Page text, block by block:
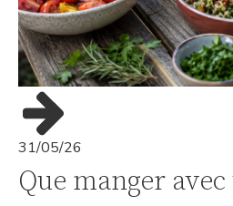
31/05/26
Que manger